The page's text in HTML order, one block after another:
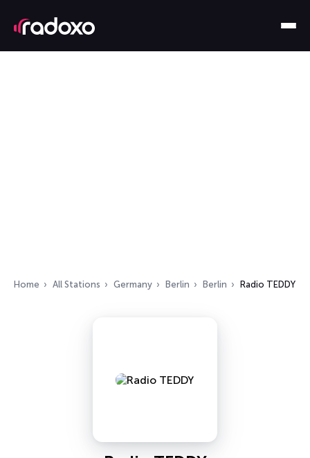
Home All Stations Germany Berlin Berlin Radio TEDDY